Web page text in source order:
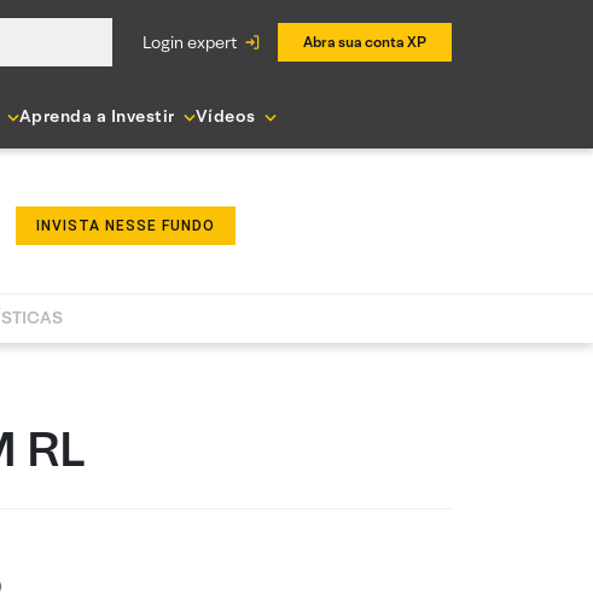
login expert Abra sua conta XP
Aprenda a Investir Vídeos
INVISTA NESSE FUNDO
RL